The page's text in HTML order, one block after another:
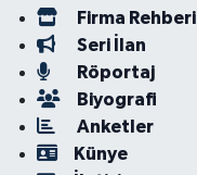
Firma Rehberi
Seri İlan
Röportaj
Biyografi
Anketler
Künye